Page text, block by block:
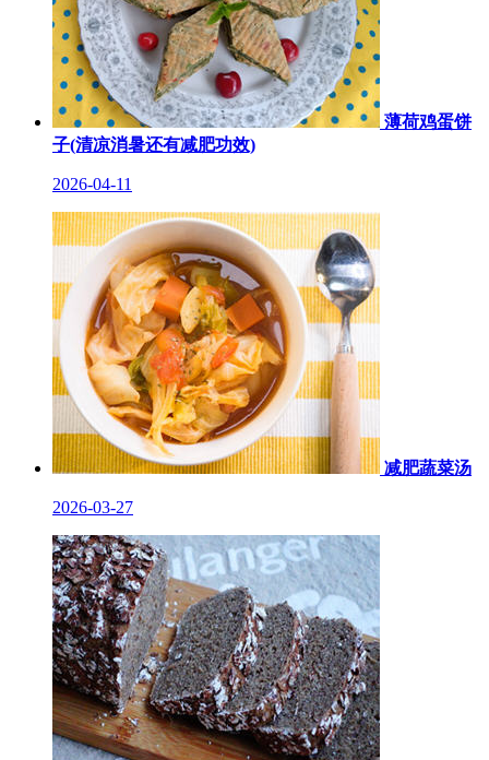
薄荷鸡蛋饼
子(清凉消暑还有减肥功效)
2026-04-11
减肥蔬菜汤
2026-03-27